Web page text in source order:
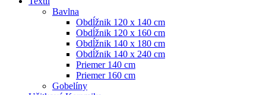
Bavlna
Obdĺžnik 120 x 140 cm
Obdĺžnik 120 x 160 cm
Obdĺžnik 140 x 180 cm
Obdĺžnik 140 x 240 cm
Priemer 140 cm
Priemer 160 cm
Gobelíny